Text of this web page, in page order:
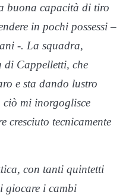
buona capacità di tiro
in pochi possessi –
-. La squadra,
Cappelletti, che
e sta dando lustro
mi inorgoglisce
cresciuto tecnicamente
con tanti quintetti
giocare i cambi